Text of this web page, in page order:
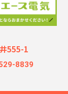
555-1
8839